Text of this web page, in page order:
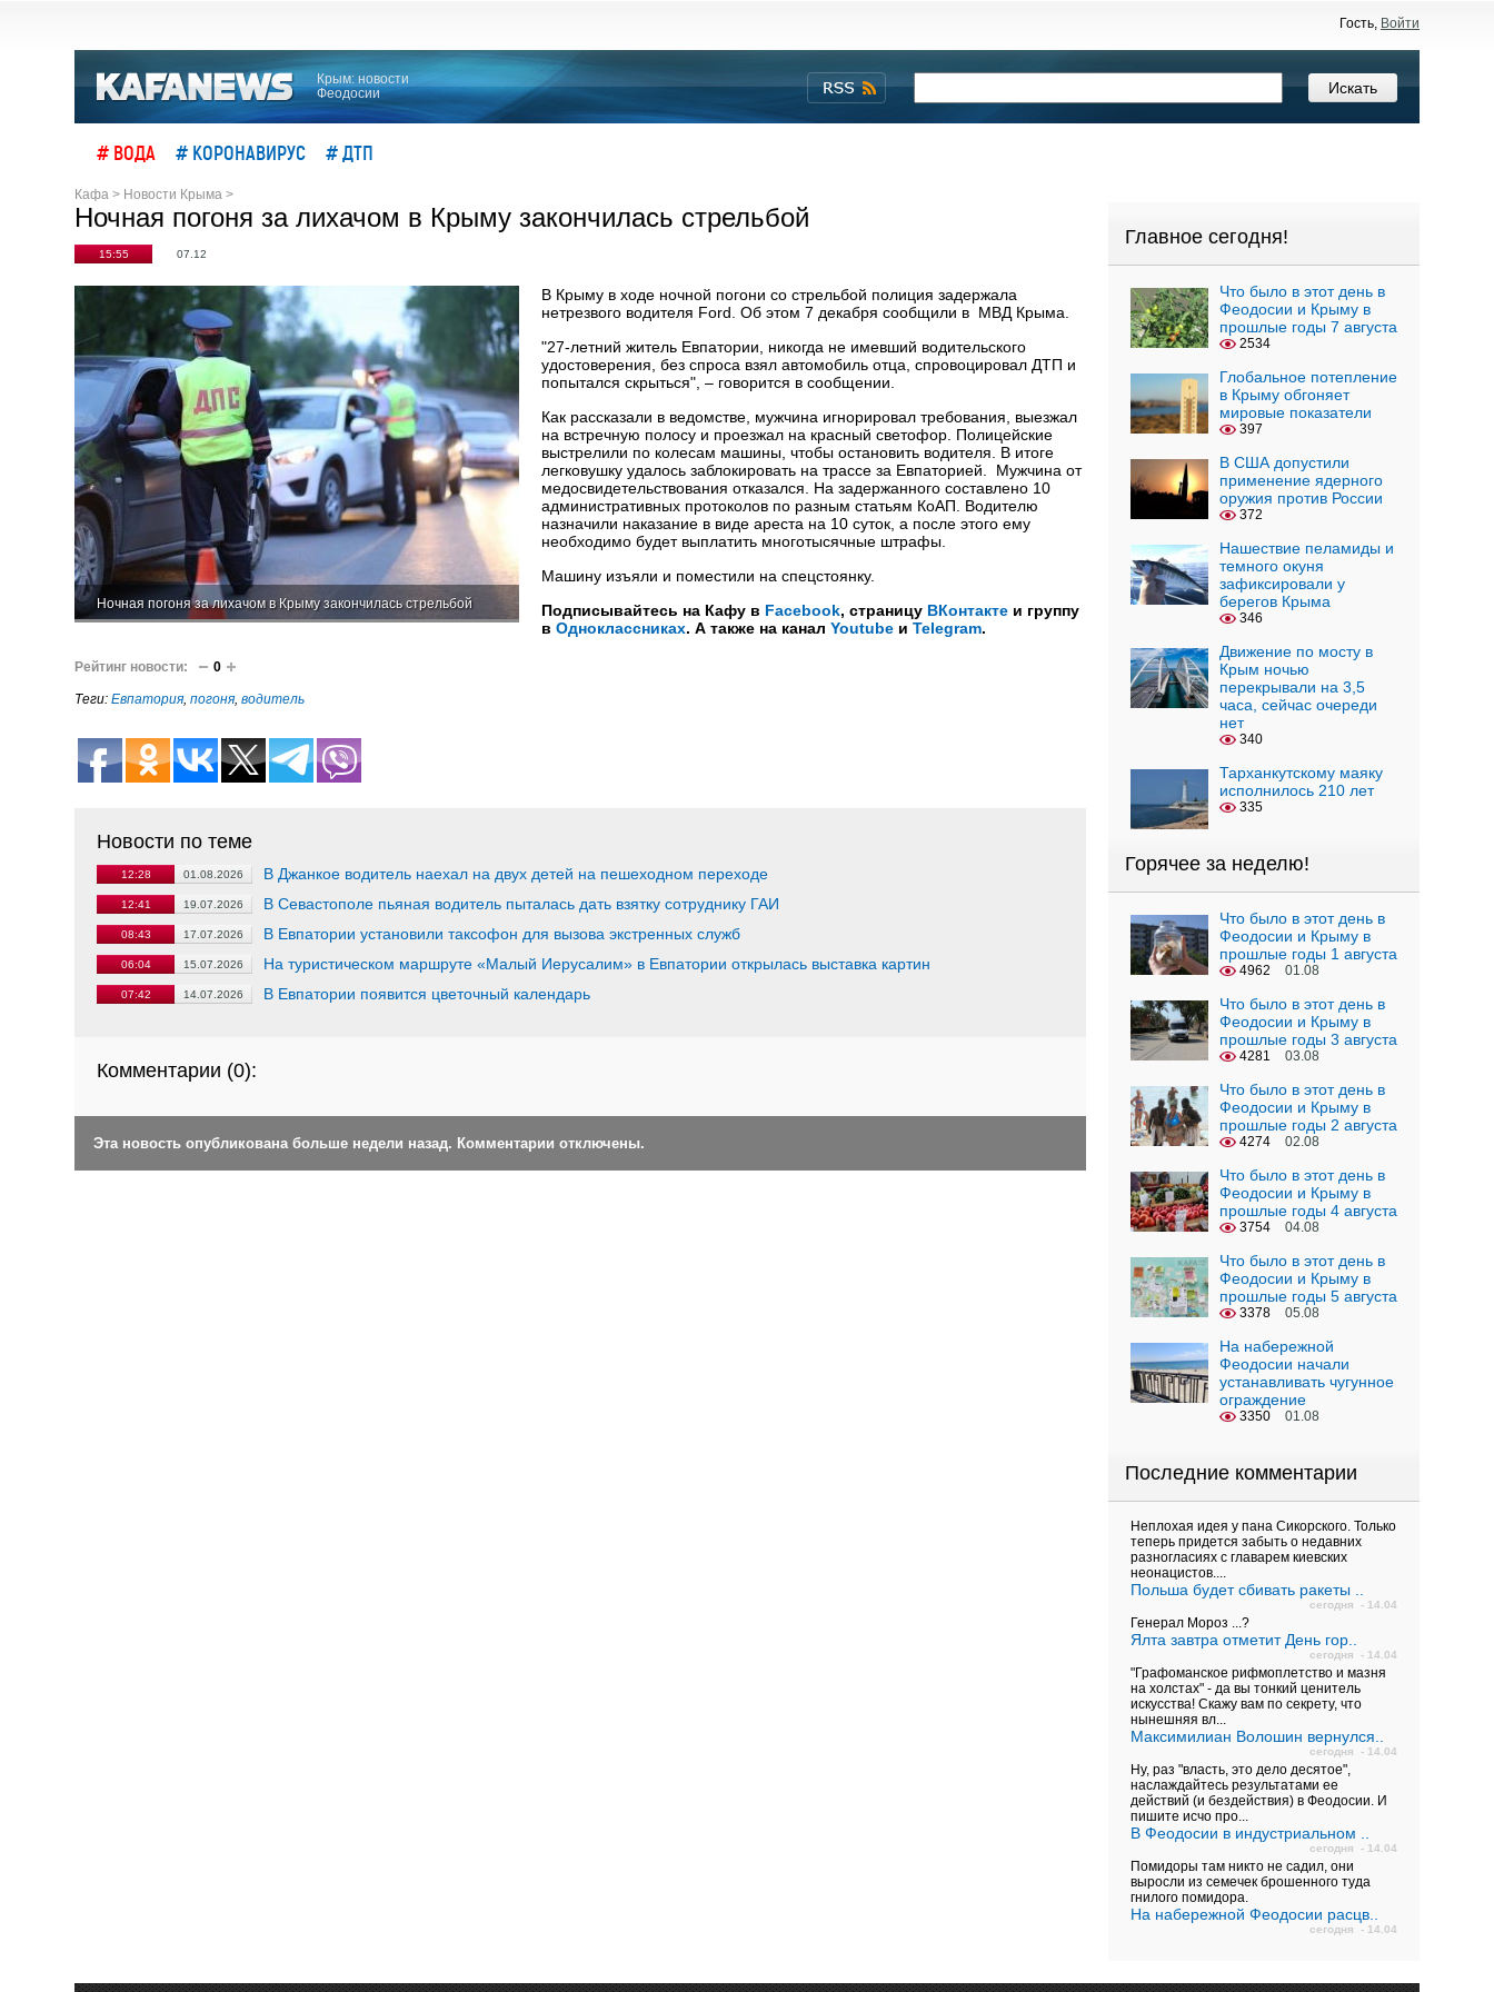
Гость, Войти
Крым: новости
Феодосии
# ВОДА # КОРОНАВИРУС # ДТП
Кафа > Новости Крыма >
Ночная погоня за лихачом в Крыму закончилась стрельбой
15:55 07.12
Ночная погоня за лихачом в Крыму закончилась стрельбой
В Крыму в ходе ночной погони со стрельбой полиция задержала
нетрезвого водителя Ford. Об этом 7 декабря сообщили в МВД Крыма.
"27-летний житель Евпатории, никогда не имевший водительского
удостоверения, без спроса взял автомобиль отца, спровоцировал ДТП и
попытался скрыться", – говорится в сообщении.
Как рассказали в ведомстве, мужчина игнорировал требования, выезжал
на встречную полосу и проезжал на красный светофор. Полицейские
выстрелили по колесам машины, чтобы остановить водителя. В итоге
легковушку удалось заблокировать на трассе за Евпаторией. Мужчина от
медосвидетельствования отказался. На задержанного составлено 10
административных протоколов по разным статьям КоАП. Водителю
назначили наказание в виде ареста на 10 суток, а после этого ему
необходимо будет выплатить многотысячные штрафы.
Машину изъяли и поместили на спецстоянку.
Подписывайтесь на Кафу в Facebook, страницу ВКонтакте и группу
в Одноклассниках. А также на канал Youtube и Telegram.
Рейтинг новости: 0
Теги: Евпатория, погоня, водитель
Новости по теме
12:28 01.08.2026 В Джанкое водитель наехал на двух детей на пешеходном переходе
12:41 19.07.2026 В Севастополе пьяная водитель пыталась дать взятку сотруднику ГАИ
08:43 17.07.2026 В Евпатории установили таксофон для вызова экстренных служб
06:04 15.07.2026 На туристическом маршруте «Малый Иерусалим» в Евпатории открылась выставка картин
07:42 14.07.2026 В Евпатории появится цветочный календарь
Комментарии (0):
Эта новость опубликована больше недели назад. Комментарии отключены.
Главное сегодня!
Что было в этот день в
Феодосии и Крыму в
прошлые годы 7 августа
2534
Глобальное потепление
в Крыму обгоняет
мировые показатели
397
В США допустили
применение ядерного
оружия против России
372
Нашествие пеламиды и
темного окуня
зафиксировали у
берегов Крыма
346
Движение по мосту в
Крым ночью
перекрывали на 3,5
часа, сейчас очереди
нет
340
Тарханкутскому маяку
исполнилось 210 лет
335
Горячее за неделю!
Что было в этот день в
Феодосии и Крыму в
прошлые годы 1 августа
4962 01.08
Что было в этот день в
Феодосии и Крыму в
прошлые годы 3 августа
4281 03.08
Что было в этот день в
Феодосии и Крыму в
прошлые годы 2 августа
4274 02.08
Что было в этот день в
Феодосии и Крыму в
прошлые годы 4 августа
3754 04.08
Что было в этот день в
Феодосии и Крыму в
прошлые годы 5 августа
3378 05.08
На набережной
Феодосии начали
устанавливать чугунное
ограждение
3350 01.08
Последние комментарии
Неплохая идея у пана Сикорского. Только
теперь придется забыть о недавних
разногласиях с главарем киевских
неонацистов....
Польша будет сбивать ракеты ..
сегодня - 14.04
Генерал Мороз ...?
Ялта завтра отметит День гор..
сегодня - 14.04
"Графоманское рифмоплетство и мазня
на холстах" - да вы тонкий ценитель
искусства! Скажу вам по секрету, что
нынешняя вл...
Максимилиан Волошин вернулся..
сегодня - 14.04
Ну, раз "власть, это дело десятое",
наслаждайтесь результатами ее
действий (и бездействия) в Феодосии. И
пишите исчо про...
В Феодосии в индустриальном ..
сегодня - 14.04
Помидоры там никто не садил, они
выросли из семечек брошенного туда
гнилого помидора.
На набережной Феодосии расцв..
сегодня - 14.04